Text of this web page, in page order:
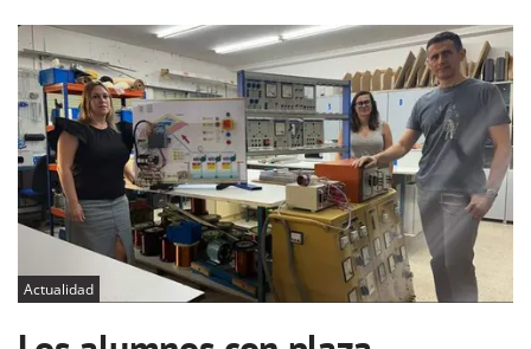
Actualidad